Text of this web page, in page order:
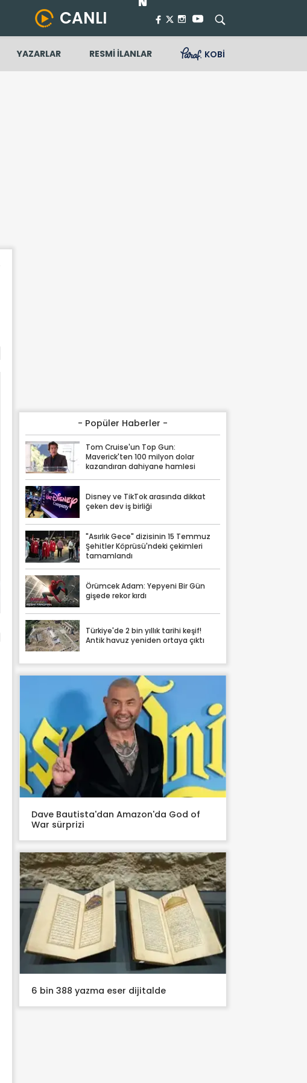
CANLI
YAZARLAR RESMİ İLANLAR KOBİ
çok mutluyuz
- Popüler Haberler -
Tom Cruise'un Top Gun:
Maverick'ten 100 milyon dolar
kazandıran dahiyane hamlesi
Disney ve TikTok arasında dikkat
çeken dev iş birliği
"Asırlık Gece" dizisinin 15 Temmuz
Şehitler Köprüsü'ndeki çekimleri
tamamlandı
Örümcek Adam: Yepyeni Bir Gün
gişede rekor kırdı
Türkiye'de 2 bin yıllık tarihi keşif!
Antik havuz yeniden ortaya çıktı
Dave Bautista'dan Amazon'da God of
War sürprizi
6 bin 388 yazma eser dijitalde